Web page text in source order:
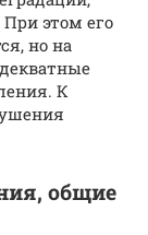
этом его
но на
К
общие